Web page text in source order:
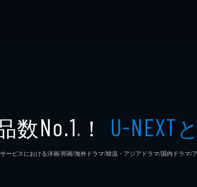
数No.1 ※ ！ U-NEXT
ビスにおける洋画/邦画/海外ドラマ/韓流・アジアドラマ/国内ドラマ/